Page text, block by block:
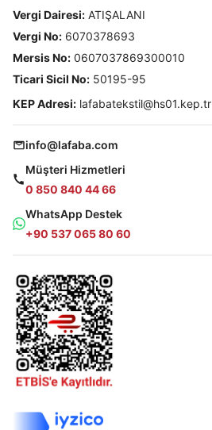
Vergi Dairesi: ATIŞALANI
Vergi No: 6070378693
Mersis No: 0607037869300010
Ticari Sicil No: 50195-95
KEP Adresi: lafabatekstil@hs01.kep.tr
info@lafaba.com
Müşteri Hizmetleri
0 850 840 44 66
WhatsApp Destek
+90 537 065 80 60